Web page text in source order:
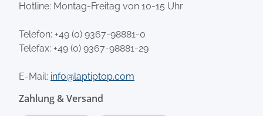
Hotline: Montag-Freitag von 10-15 Uhr
Telefon: +49 (0) 9367-98881-0
Telefax: +49 (0) 9367-98881-29
E-Mail: info@laptiptop.com
Zahlung & Versand